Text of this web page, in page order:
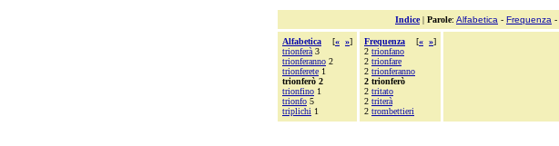
Indice| Parole: Alfabetica - Frequenza -
Alfabetica [« »]
trionferà 3
trionferanno 2
trionferete 1
trionferò 2
trionfino 1
trionfo 5
triplichi 1
Frequenza [« »]
2 trionfano
2 trionfare
2 trionferanno
2 trionferò
2 tritato
2 triterà
2 trombettieri